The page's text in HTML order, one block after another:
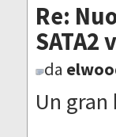
Re:
SATA2
da
Un gran